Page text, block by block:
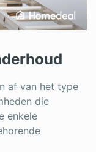
af van het type
die
enkele